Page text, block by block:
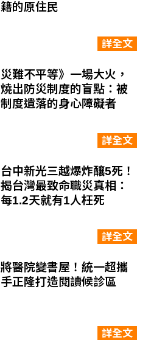
籍的原住民
詳全文
災難不平等》一場大火，
燒出防災制度的盲點：被
制度遺落的身心障礙者
詳全文
台中新光三越爆炸釀5死！
揭台灣最致命職災真相：
每1.2天就有1人枉死
詳全文
將醫院變書屋！統一超攜
手正隆打造閱讀候診區
詳全文